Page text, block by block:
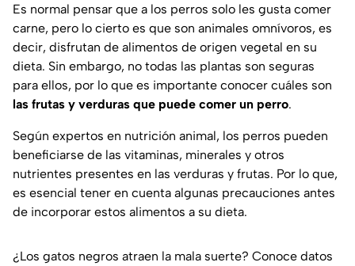
Es normal pensar que a los perros solo les gusta comer
carne, pero lo cierto es que son animales omnívoros, es
decir, disfrutan de alimentos de origen vegetal en su
dieta. Sin embargo, no todas las plantas son seguras
para ellos, por lo que es importante conocer cuáles son
las frutas y verduras que puede comer un perro.
Según expertos en nutrición animal, los perros pueden
beneficiarse de las vitaminas, minerales y otros
nutrientes presentes en las verduras y frutas. Por lo que,
es esencial tener en cuenta algunas precauciones antes
de incorporar estos alimentos a su dieta.
¿Los gatos negros atraen la mala suerte? Conoce datos